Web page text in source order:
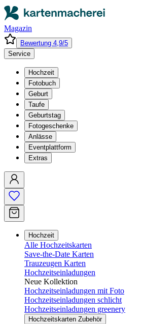
Magazin
Bewertung 4,9/5
Service
Hochzeit
Fotobuch
Geburt
Taufe
Geburtstag
Fotogeschenke
Anlässe
Eventplattform
Extras
Hochzeit
Alle Hochzeitskarten
Save-the-Date Karten
Trauzeugen Karten
Hochzeitseinladungen
Neue Kollektion
Hochzeitseinladungen mit Foto
Hochzeitseinladungen schlicht
Hochzeitseinladungen greenery
Hochzeitskarten Zubehör